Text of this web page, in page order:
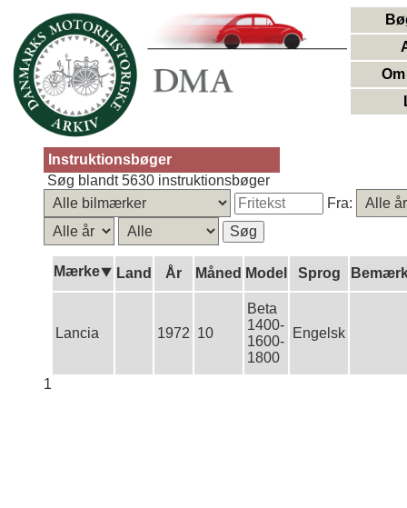
Instruktionsbøger
Søg blandt 5630 instruktionsbøger
Fra:
Mærke⯆ Land År Måned Model Sprog
Lancia 1972 10
Beta
1400-
1600-
1800
Engelsk
1